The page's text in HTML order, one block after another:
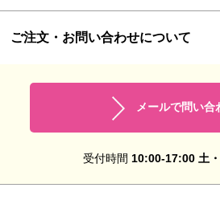
ご注文・お問い合わせについて
メールで問い合
受付時間 10:00-17:00 土